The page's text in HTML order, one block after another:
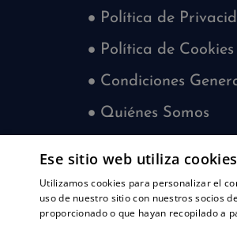
Política de
Política de Cookies
Condiciones
Quiénes Somos
¿Quieres trabajar
Ese sitio web utiliza cookies
Utilizamos cookies para personalizar el
uso de nuestro sitio con nuestros socios
proporcionado o que hayan recopilado a